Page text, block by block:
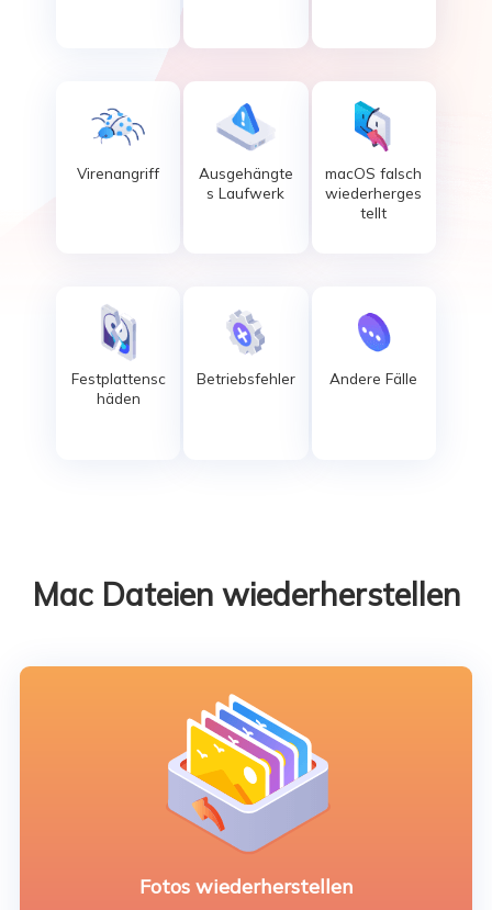
Virenangriff
Ausgehängte
s Laufwerk
macOS falsch
wiederherges
tellt
Festplattensc
häden
Betriebsfehler Andere Fälle
Mac Dateien wiederherstellen
Fotos wiederherstellen